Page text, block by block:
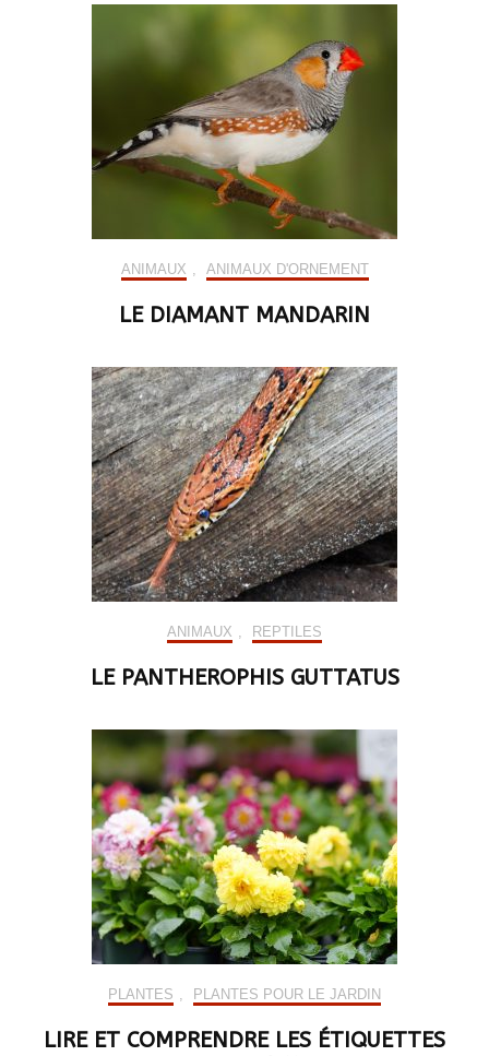
ANIMAUX , ANIMAUX D'ORNEMENT
LE DIAMANT MANDARIN
ANIMAUX , REPTILES
LE PANTHEROPHIS GUTTATUS
PLANTES , PLANTES POUR LE JARDIN
LIRE ET COMPRENDRE LES ÉTIQUETTES